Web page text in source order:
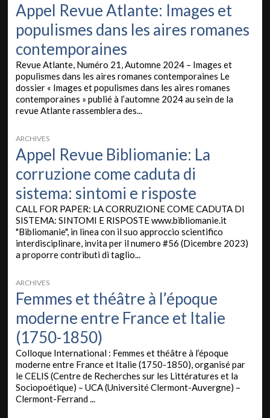
Appel Revue Atlante: Images et
populismes dans les aires romanes
contemporaines
Revue Atlante, Numéro 21, Automne 2024 – Images et
populismes dans les aires romanes contemporaines Le
dossier « Images et populismes dans les aires romanes
contemporaines » publié à l’automne 2024 au sein de la
revue Atlante rassemblera des...
ARCHIVES
Appel Revue Bibliomanie: La
corruzione come caduta di
sistema: sintomi e risposte
CALL FOR PAPER: LA CORRUZIONE COME CADUTA DI
SISTEMA: SINTOMI E RISPOSTE www.bibliomanie.it
"Bibliomanie", in linea con il suo approccio scientifico
interdisciplinare, invita per il numero #56 (Dicembre 2023)
a proporre contributi di taglio...
ARCHIVES
Femmes et théâtre à l’époque
moderne entre France et Italie
(1750-1850)
Colloque International : Femmes et théâtre à l’époque
moderne entre France et Italie (1750-1850), organisé par
le CELIS (Centre de Recherches sur les Littératures et la
Sociopoétique) – UCA (Université Clermont-Auvergne) –
Clermont-Ferrand ...